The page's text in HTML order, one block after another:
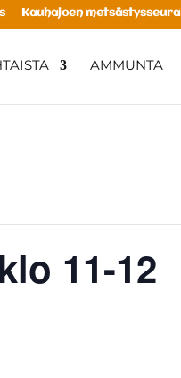
Kauhajoen metsästysseura
AMMUNTA
11-12